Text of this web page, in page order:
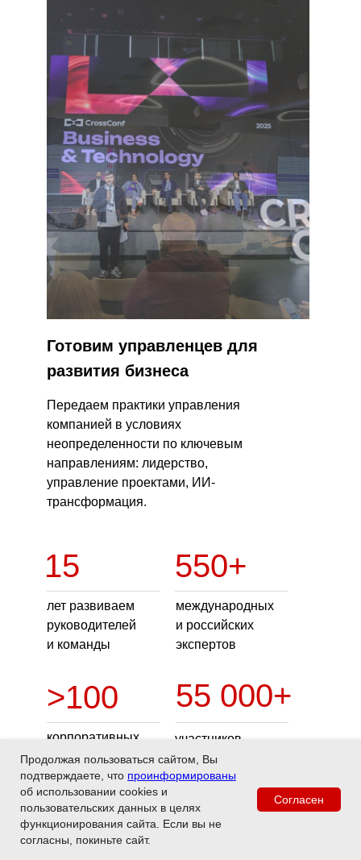
Продолжая пользоваться сайтом, Вы
подтверждаете, что проинформированы
об использовании cookies и
пользовательских данных в целях
функционирования сайта. Если вы не
согласны, покиньте сайт.
Согласен
корпоративных
клиентов
>100
участников
программ
55 000+
международных
и российских
экспертов
550+
лет развиваем
руководителей
и команды
15
Передаем практики управления
компанией в условиях
неопределенности по ключевым
направлениям: лидерство,
управление проектами, ИИ-
трансформация.
Готовим управленцев для
развития бизнеса